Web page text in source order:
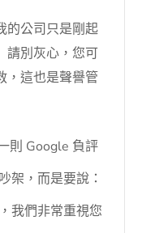
的公司只是剛起
請別灰心，您可
，這也是聲譽管
則 Google 負評
架，而是要說：
我們非常重視您